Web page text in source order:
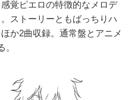
覚ピエロの特徴的なメロデ
ストーリーともばっちりハ
か2曲収録。通常盤とアニメ